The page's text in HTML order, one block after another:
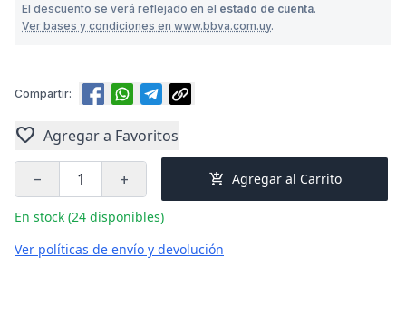
El descuento se verá reflejado en el estado de cuenta.
Ver bases y condiciones en www.bbva.com.uy.
Compartir:
favorite Agregar a Favoritos
remove add add_shopping_cart Agregar al Carrito
En stock (24 disponibles)
Ver políticas de envío y devolución